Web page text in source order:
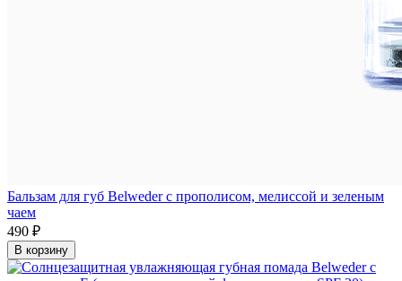
Бальзам для губ Belweder с прополисом, мелиссой и зеленым
чаем
490 ₽
В корзину